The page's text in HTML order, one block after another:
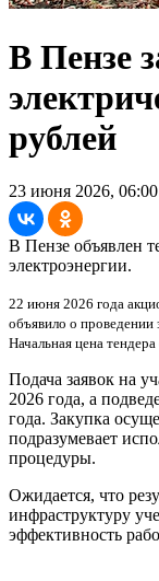
В Пензе
рублей
23 июня 2026, 06:00
В Пензе объявлен
электроэнергии.
22 июня 2026 года
объявило о проведении
Начальная цена
Подача заявок на
2026 года, а
года. Закупка
подразумевает
процедуры.
Ожидается, что
инфраструктуру
эффективность